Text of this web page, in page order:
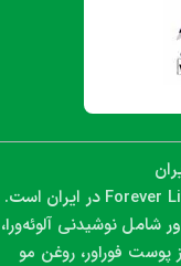
Forever در ایران است.
شامل نوشیدنی آلوئه‌ورا،
پوست فوراور، روغن مو